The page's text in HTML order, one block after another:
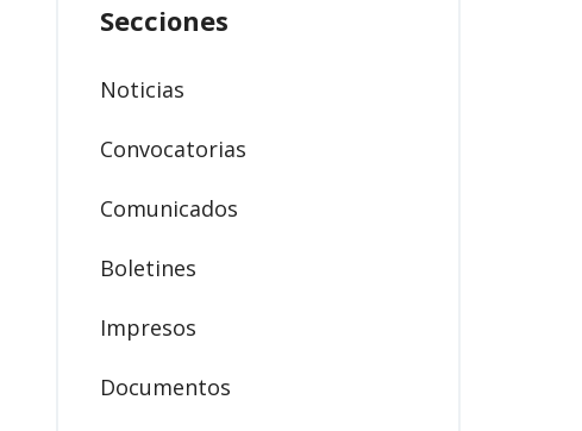
Secciones
Noticias
Convocatorias
Comunicados
Boletines
Impresos
Documentos